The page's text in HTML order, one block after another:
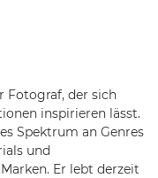
Fotograf, der sich
inspirieren lässt.
Spektrum an Genres
und
Er lebt derzeit